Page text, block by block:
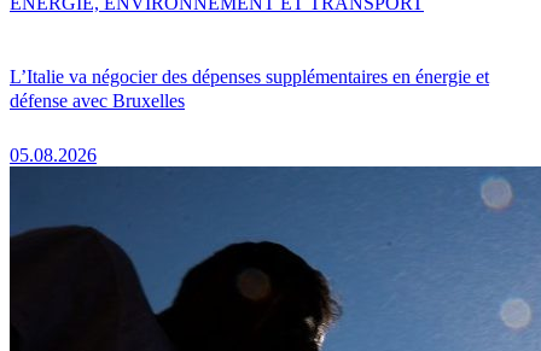
L’Italie va négocier des dépenses supplémentaires en énergie et
défense avec Bruxelles
05.08.2026